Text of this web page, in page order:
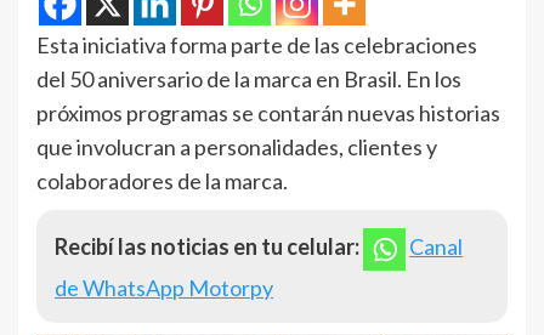
Esta iniciativa forma parte de las celebraciones
del 50 aniversario de la marca en Brasil. En los
próximos programas se contarán nuevas historias
que involucran a personalidades, clientes y
colaboradores de la marca.
Recibí las noticias en tu celular:
Canal
de WhatsApp Motorpy